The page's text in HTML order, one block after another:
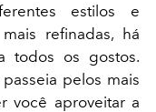
estilos e
refinadas, há
todos os gostos.
pelos mais
você aproveitar a